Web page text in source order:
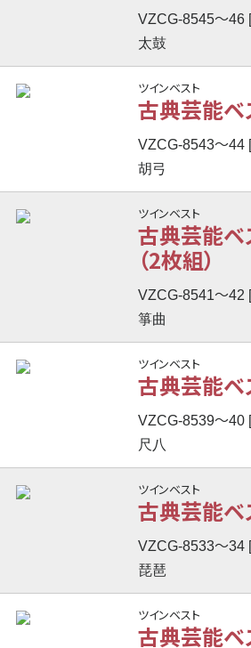
VZCG-8545〜46
太鼓
ツインベスト
古典芸能ベ
VZCG-8543〜44
胡弓
ツインベスト
古典芸能ベ
（2枚組）
VZCG-8541〜42
箏曲
ツインベスト
古典芸能ベ
VZCG-8539〜40
尺八
ツインベスト
古典芸能ベ
VZCG-8533〜34
琵琶
ツインベスト
古典芸能ベ